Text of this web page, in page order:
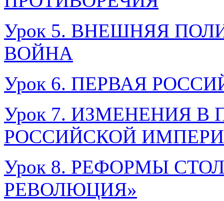
Урок 5. ВНЕШНЯЯ
ВОЙНА
Урок 6. ПЕРВАЯ
Урок 7. ИЗМЕНЕНИЯ
РОССИЙСКОЙ
Урок 8. РЕФОРМЫ
РЕВОЛЮЦИЯ»